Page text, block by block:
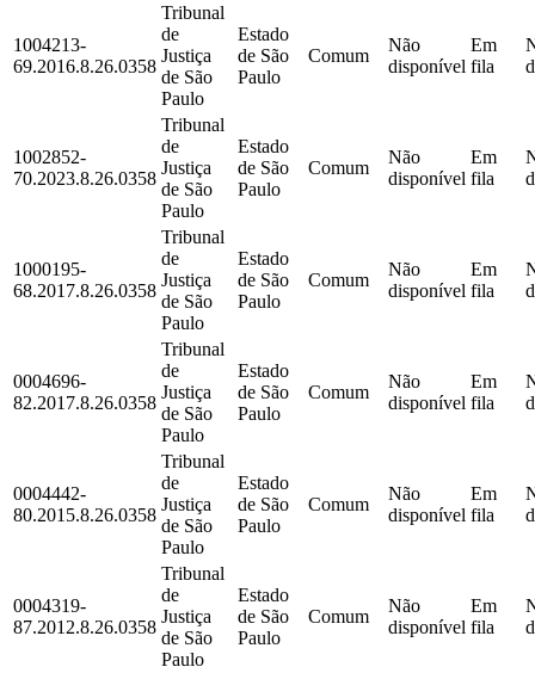
1004213-
69.2016.8.26.0358
Tribunal
de
Justiça
de São
Paulo
Estado
de São
Paulo
Comum
Não
disponível
Em
fila
1002852-
70.2023.8.26.0358
Tribunal
de
Justiça
de São
Paulo
Estado
de São
Paulo
Comum
Não
disponível
Em
fila
1000195-
68.2017.8.26.0358
Tribunal
de
Justiça
de São
Paulo
Estado
de São
Paulo
Comum
Não
disponível
Em
fila
0004696-
82.2017.8.26.0358
Tribunal
de
Justiça
de São
Paulo
Estado
de São
Paulo
Comum
Não
disponível
Em
fila
0004442-
80.2015.8.26.0358
Tribunal
de
Justiça
de São
Paulo
Estado
de São
Paulo
Comum
Não
disponível
Em
fila
0004319-
87.2012.8.26.0358
Tribunal
de
Justiça
de São
Paulo
Estado
de São
Paulo
Comum
Não
disponível
Em
fila